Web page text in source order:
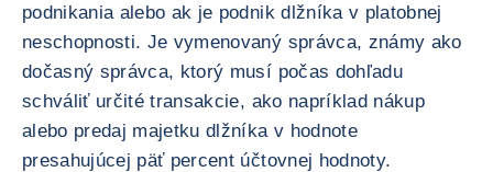
podnikania alebo ak je podnik dlžníka v platobnej
neschopnosti. Je vymenovaný správca, známy ako
dočasný správca, ktorý musí počas dohľadu
schváliť určité transakcie, ako napríklad nákup
alebo predaj majetku dlžníka v hodnote
presahujúcej päť percent účtovnej hodnoty.